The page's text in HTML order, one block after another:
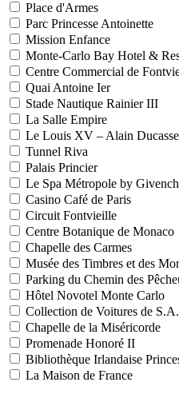
Place d'Armes
Parc Princesse Antoinette
Mission Enfance
Monte-Carlo Bay Hotel &
Centre Commercial de
Quai Antoine Ier
Stade Nautique Rainier III
La Salle Empire
Le Louis XV – Alain
Tunnel Riva
Palais Princier
Le Spa Métropole by
Casino Café de Paris
Circuit Fontvieille
Centre Botanique de Monaco
Chapelle des Carmes
Musée des Timbres et des
Parking du Chemin des
Hôtel Novotel Monte Carlo
Collection de Voitures de
Chapelle de la Miséricorde
Promenade Honoré II
Bibliothèque Irlandaise
La Maison de France